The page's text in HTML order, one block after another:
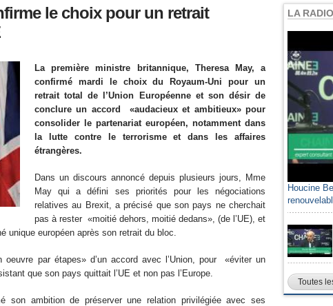
le choix pour un retrait
La première ministre britannique, Theresa May, a
confirmé mardi le choix du Royaum-Uni pour un
retrait total de l’Union Européenne et son désir de
conclure un accord «audacieux et ambitieux» pour
consolider le partenariat européen, notamment dans
la lutte contre le terrorisme et dans les affaires
étrangères.
Dans un discours annoncé depuis plusieurs jours, Mme
May qui a défini ses priorités pour les négociations
relatives au Brexit, a précisé que son pays ne cherchait
pas à rester «moitié dehors, moitié dedans», (de l’UE), et
unique européen après son retrait du bloc.
par étapes» d’un accord avec l’Union, pour «éviter un
que son pays quittait l’UE et non pas l’Europe.
son ambition de préserver une relation privilégiée avec ses
LA
Houcine
Toutes